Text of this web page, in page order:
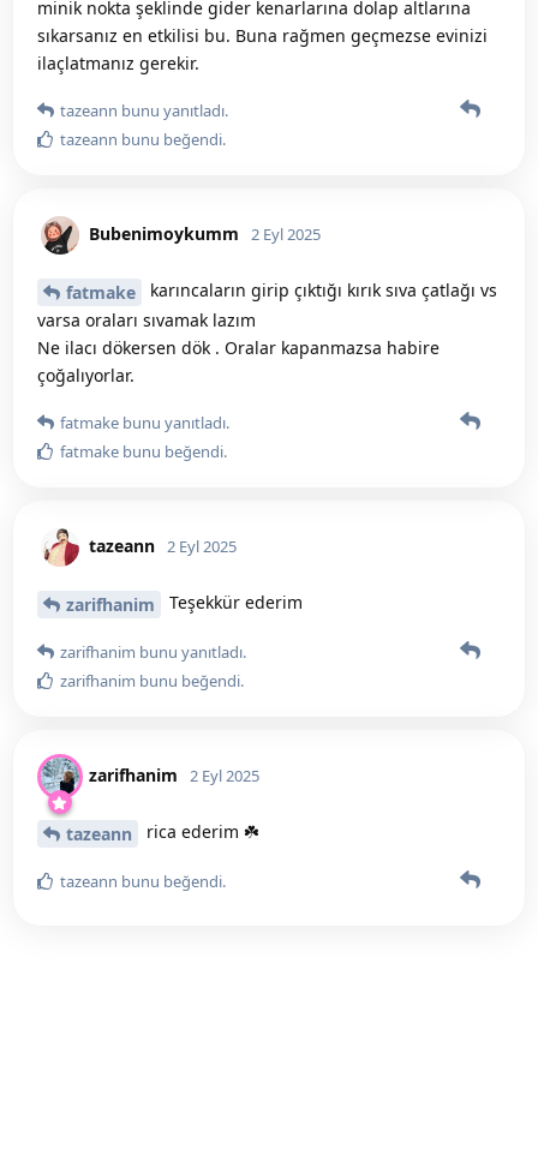
minik nokta şeklinde gider kenarlarına dolap altlarına
sıkarsanız en etkilisi bu. Buna rağmen geçmezse evinizi
ilaçlatmanız gerekir.
tazeann bunu yanıtladı.
tazeann bunu beğendi.
Bubenimoykumm 2 Eyl 2025
fatmake
karıncaların girip çıktığı kırık sıva çatlağı vs
varsa oraları sıvamak lazım
Ne ilacı dökersen dök . Oralar kapanmazsa habire
çoğalıyorlar.
fatmake bunu yanıtladı.
fatmake bunu beğendi.
tazeann 2 Eyl 2025
zarifhanim Teşekkür ederim
zarifhanim bunu yanıtladı.
zarifhanim bunu beğendi.
zarifhanim 2 Eyl 2025
tazeann rica ederim ☘️
tazeann bunu beğendi.